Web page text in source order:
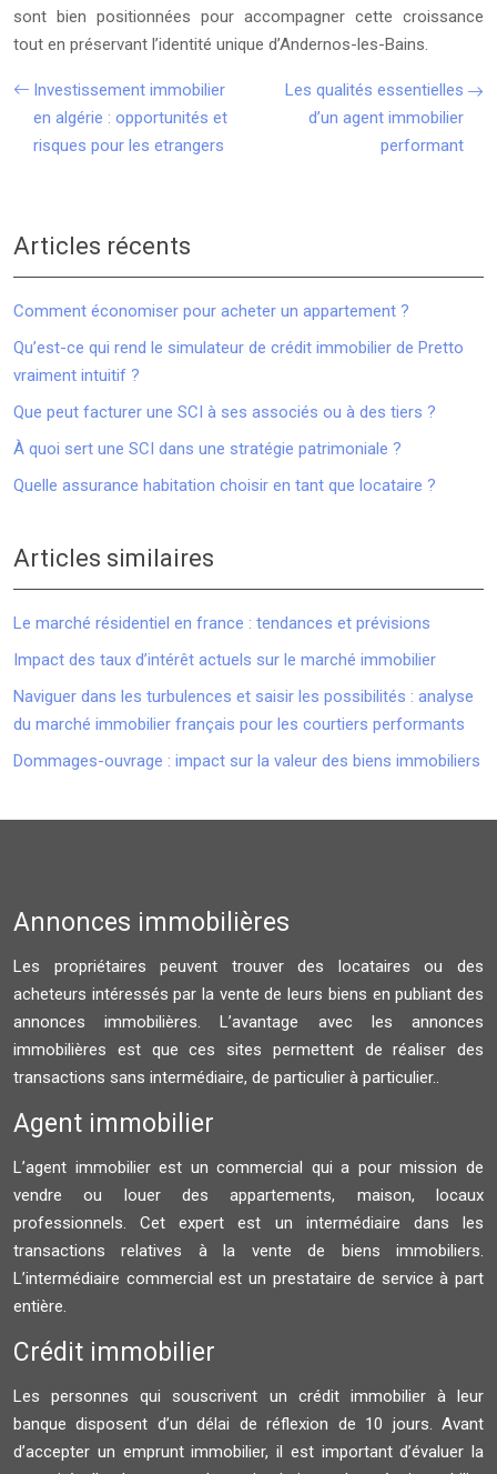
sont bien positionnées pour accompagner cette croissance
tout en préservant l’identité unique d’Andernos-les-Bains.
Investissement immobilier
en algérie : opportunités et
risques pour les etrangers
Les qualités essentielles
d’un agent immobilier
performant
Articles récents
Comment économiser pour acheter un appartement ?
Qu’est-ce qui rend le simulateur de crédit immobilier de Pretto
vraiment intuitif ?
Que peut facturer une SCI à ses associés ou à des tiers ?
À quoi sert une SCI dans une stratégie patrimoniale ?
Quelle assurance habitation choisir en tant que locataire ?
Articles similaires
Le marché résidentiel en france : tendances et prévisions
Impact des taux d’intérêt actuels sur le marché immobilier
Naviguer dans les turbulences et saisir les possibilités : analyse
du marché immobilier français pour les courtiers performants
Dommages-ouvrage : impact sur la valeur des biens immobiliers
Annonces immobilières
Les propriétaires peuvent trouver des locataires ou des
acheteurs intéressés par la vente de leurs biens en publiant des
annonces immobilières. L’avantage avec les annonces
immobilières est que ces sites permettent de réaliser des
transactions sans intermédiaire, de particulier à particulier..
Agent immobilier
L’agent immobilier est un commercial qui a pour mission de
vendre ou louer des appartements, maison, locaux
professionnels. Cet expert est un intermédiaire dans les
transactions relatives à la vente de biens immobiliers.
L’intermédiaire commercial est un prestataire de service à part
entière.
Crédit immobilier
Les personnes qui souscrivent un crédit immobilier à leur
banque disposent d’un délai de réflexion de 10 jours. Avant
d’accepter un emprunt immobilier, il est important d’évaluer la